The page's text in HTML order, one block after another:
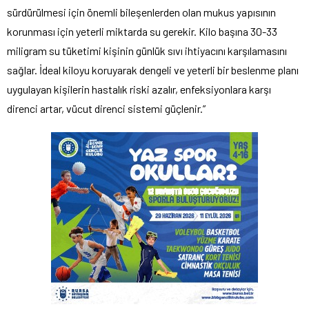
sürdürülmesi için önemli bileşenlerden olan mukus yapısının
korunması için yeterli miktarda su gerekir. Kilo başına 30-33
miligram su tüketimi kişinin günlük sıvı ihtiyacını karşılamasını
sağlar. İdeal kiloyu koruyarak dengeli ve yeterli bir beslenme planı
uygulayan kişilerin hastalık riski azalır, enfeksiyonlara karşı
direnci artar, vücut direnci sistemi güçlenir.”